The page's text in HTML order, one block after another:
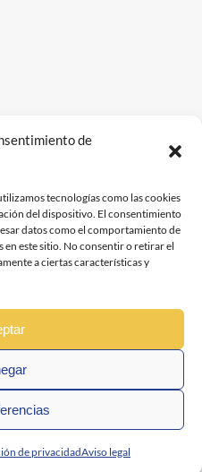
de
tecnologías como las cookies
del dispositivo. El consentimiento
datos como el comportamiento de
este sitio. No consentir o retirar el
a ciertas características y
de privacidadAviso legal
RESERVED.